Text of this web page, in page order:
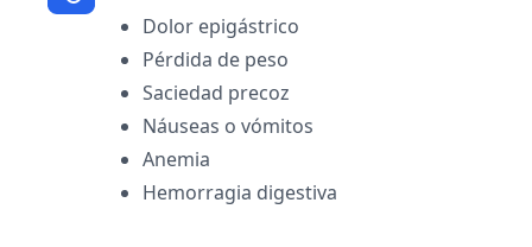
Dolor epigástrico
Pérdida de peso
Saciedad precoz
Náuseas o vómitos
Anemia
Hemorragia digestiva